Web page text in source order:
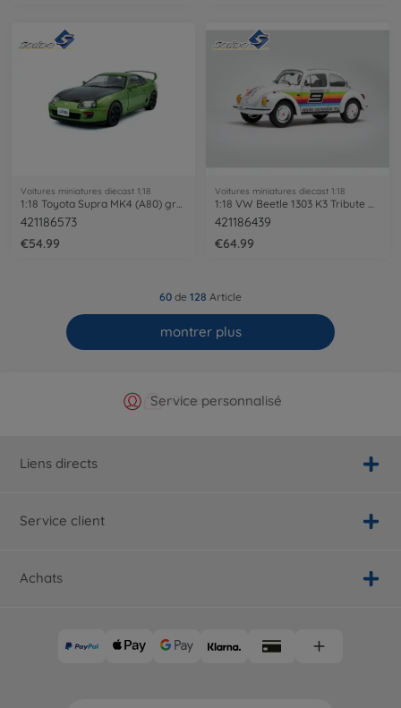
Voitures miniatures diecast 1:18
421186573
€54.99
Voitures miniatures diecast 1:18
421186439
€64.99
60 de 128 Article
montrer plus
Boutique officielle du fabricant
Choix maximal
Service personnalisé
Livraison rapide
Liens directs
Service client
Achats